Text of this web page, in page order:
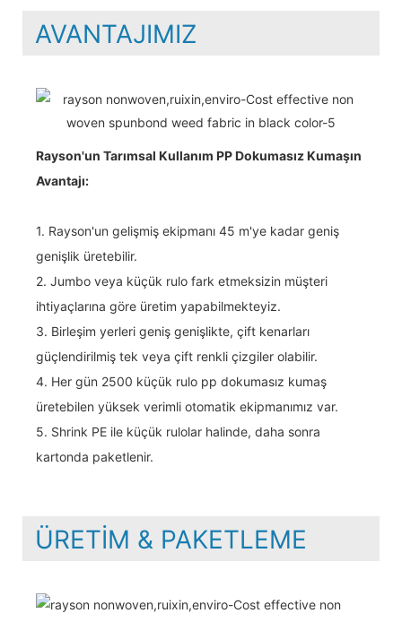
AVANTAJIMIZ
Rayson'un Tarımsal Kullanım PP Dokumasız Kumaşın
Avantajı:
1. Rayson'un gelişmiş ekipmanı 45 m'ye kadar geniş
genişlik üretebilir.
2. Jumbo veya küçük rulo fark etmeksizin müşteri
ihtiyaçlarına göre üretim yapabilmekteyiz.
3. Birleşim yerleri geniş genişlikte, çift kenarları
güçlendirilmiş tek veya çift renkli çizgiler olabilir.
4. Her gün 2500 küçük rulo pp dokumasız kumaş
üretebilen yüksek verimli otomatik ekipmanımız var.
5. Shrink PE ile küçük rulolar halinde, daha sonra
kartonda paketlenir.
ÜRETIM & PAKETLEME